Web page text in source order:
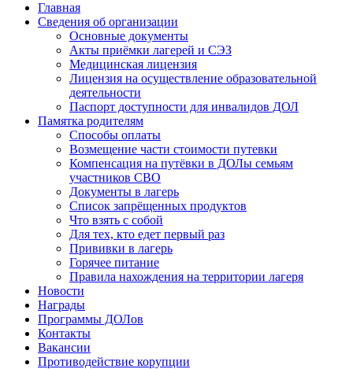
Главная
Сведения об организации
Основные документы
Акты приёмки лагерей и СЭЗ
Медицинская лицензия
Лицензия на осуществление образовательной
деятельности
Паспорт доступности для инвалидов ДОЛ
Памятка родителям
Способы оплаты
Возмещение части стоимости путевки
Компенсация на путёвки в ДОЛы семьям
участников СВО
Документы в лагерь
Список запрёщенных продуктов
Что взять с собой
Для тех, кто едет первый раз
Прививки в лагерь
Горячее питание
Правила нахождения на территории лагеря
Новости
Награды
Программы ДОЛов
Контакты
Вакансии
Противодействие корупции